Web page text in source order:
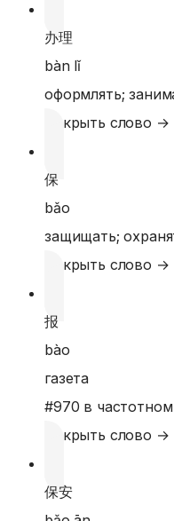
办理
bàn lǐ
оформлять;
Открыть слово →
保
bǎo
защищать;
Открыть слово →
报
bào
газета
#970 в
Открыть слово →
保安